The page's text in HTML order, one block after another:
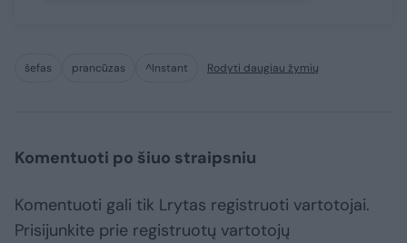
šefas prancūzas ^Instant Rodyti daugiau žymių
Komentuoti po šiuo straipsniu
Komentuoti gali tik Lrytas registruoti vartotojai.
Prisijunkite prie registruotų vartotojų